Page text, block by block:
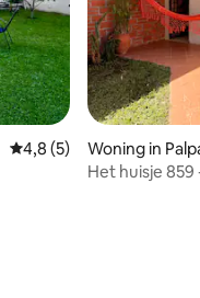
Gemiddelde
4,8 (5)
Woning in
Het huisje 859